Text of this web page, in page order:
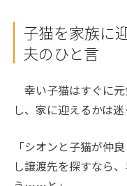
子猫を家族に
夫のひと言
幸い子猫はすぐに
し、家に迎えるかは迷
「シオンと子猫が仲
し譲渡先を探すなら